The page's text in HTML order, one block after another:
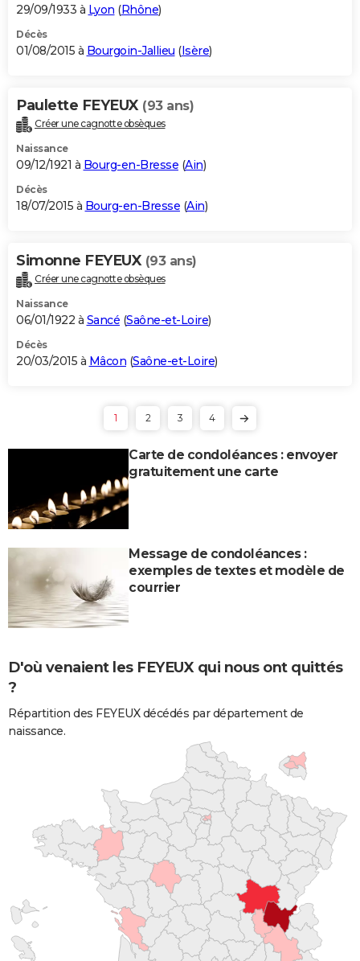
29/09/1933 à Lyon (Rhône)
Décès
01/08/2015 à Bourgoin-Jallieu (Isère)
Paulette FEYEUX (93 ans)
Créer une cagnotte obsèques
Naissance
09/12/1921 à Bourg-en-Bresse (Ain)
Décès
18/07/2015 à Bourg-en-Bresse (Ain)
Simonne FEYEUX (93 ans)
Créer une cagnotte obsèques
Naissance
06/01/1922 à Sancé (Saône-et-Loire)
Décès
20/03/2015 à Mâcon (Saône-et-Loire)
1 2 3 4
Carte de condoléances : envoyer
gratuitement une carte
Message de condoléances :
exemples de textes et modèle de
courrier
D'où venaient les FEYEUX qui nous ont quittés
?
Répartition des FEYEUX décédés par département de
naissance.